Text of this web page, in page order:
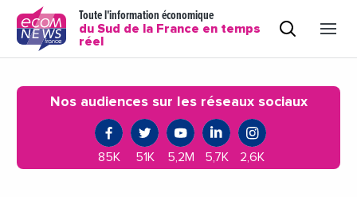
Toute l'information économique
du Sud de la France en temps
réel
Nos audiences sur les réseaux sociaux
85K 51K 5,2M 5,7K 2,6K